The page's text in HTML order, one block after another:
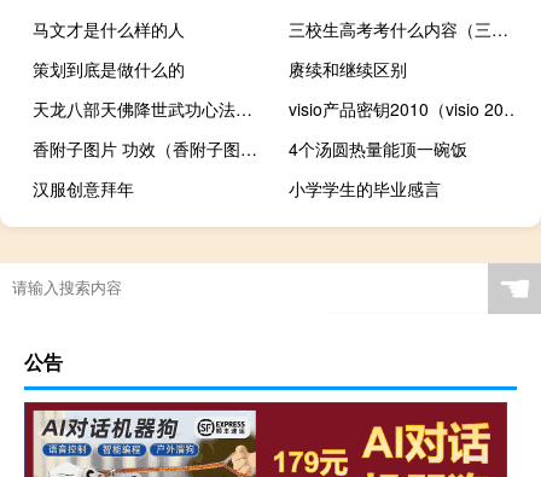
马文才是什么样的人
三校生高考考什么内容（三校生高考考什么科目）
策划到底是做什么的
赓续和继续区别
天龙八部天佛降世武功心法修改器 V1.0 绿色免费版（天龙八部天佛降世武功心法修改器 V1.0 绿色免费版功能简介）
visio产品密钥2010（visio 2007产品密钥）
香附子图片 功效（香附子图片）
4个汤圆热量能顶一碗饭
汉服创意拜年
小学学生的毕业感言
☚
公告